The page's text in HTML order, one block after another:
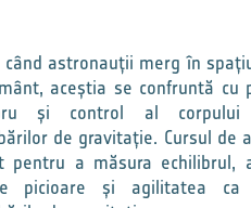
când astronauții merg în
aceștia se confruntă cu
și control al corpului
de gravitație. Cursul de
pentru a măsura echilibrul,
picioare și agilitatea ca